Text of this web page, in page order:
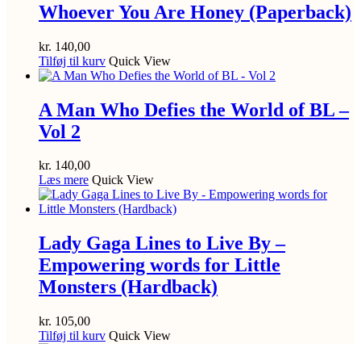
Whoever You Are Honey (Paperback)
kr. 140,00
Tilføj til kurv Quick View
A Man Who Defies the World of BL –
Vol 2
kr. 140,00
Læs mere Quick View
Lady Gaga Lines to Live By –
Empowering words for Little
Monsters (Hardback)
kr. 105,00
Tilføj til kurv Quick View